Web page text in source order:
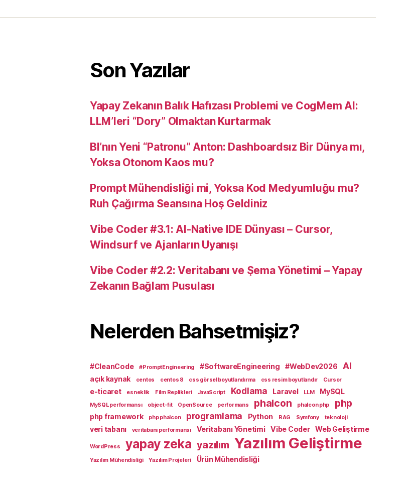
Son Yazılar
Yapay Zekanın Balık Hafızası Problemi ve CogMem AI:
LLM’leri “Dory” Olmaktan Kurtarmak
BI’nın Yeni “Patronu” Anton: Dashboardsız Bir Dünya mı,
Yoksa Otonom Kaos mu?
Prompt Mühendisliği mi, Yoksa Kod Medyumluğu mu?
Ruh Çağırma Seansına Hoş Geldiniz
Vibe Coder #3.1: AI-Native IDE Dünyası – Cursor,
Windsurf ve Ajanların Uyanışı
Vibe Coder #2.2: Veritabanı ve Şema Yönetimi – Yapay
Zekanın Bağlam Pusulası
Nelerden Bahsetmişiz?
#CleanCode #PromptEngineering #SoftwareEngineering #WebDev2026 AI
açık kaynak centos centos 8 css görsel boyutlandırma css resim boyutlandır Cursor
e-ticaret esneklik Film Replikleri JavaScript Kodlama Laravel LLM MySQL
MySQL performansı object-fit OpenSource performans phalcon phalcon php php
php framework php phalcon programlama Python RAG Symfony teknoloji
veri tabanı veritabanı performansı Veritabanı Yönetimi Vibe Coder Web Geliştirme
WordPress yapay zeka yazılım Yazılım Geliştirme
Yazılım Mühendisliği Yazılım Projeleri Ürün Mühendisliği